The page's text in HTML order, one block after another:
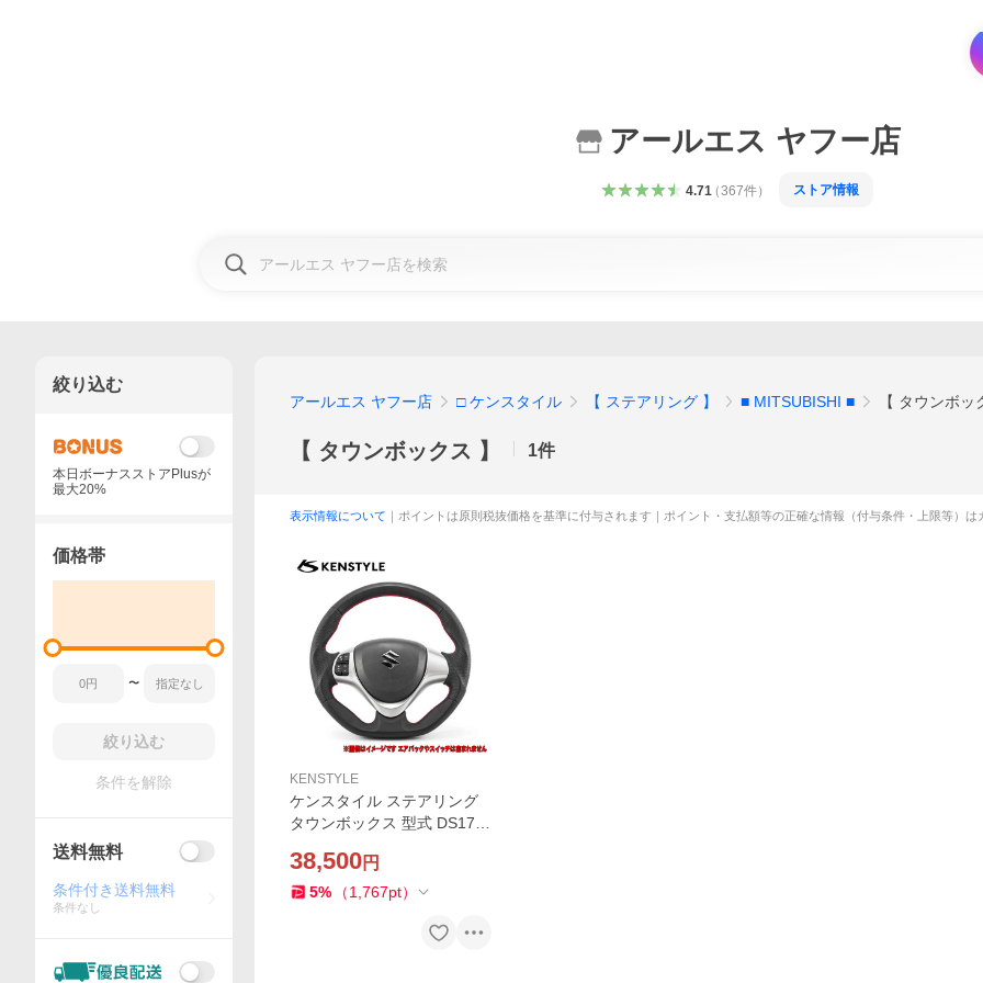
アールエス ヤフー店
4.71（367件） ストア情報
アールエス ヤフー店 □ ケンスタイル 【 ステアリング 】 ■ MITSUBISHI ■ 【 タウンボッ
【 タウンボックス 】 1件
表示情報について ｜ポイントは原則税抜価格を基準に付与されます｜ポイント・支払額等の正確な情報（付与条件・上限等）
KENSTYLE
ケンスタイル ステアリング
タウンボックス 型式 DS17W
ブバン不可 ≪ オールブラッ
クレザー ≫【 ZA01 ZA02 】
38,500円
5% （1,767pt）
絞り込む
本日ボーナスストアPlusが
最大20%
価格帯
〜
絞り込む
条件を解除
送料無料
条件付き送料無料
条件なし